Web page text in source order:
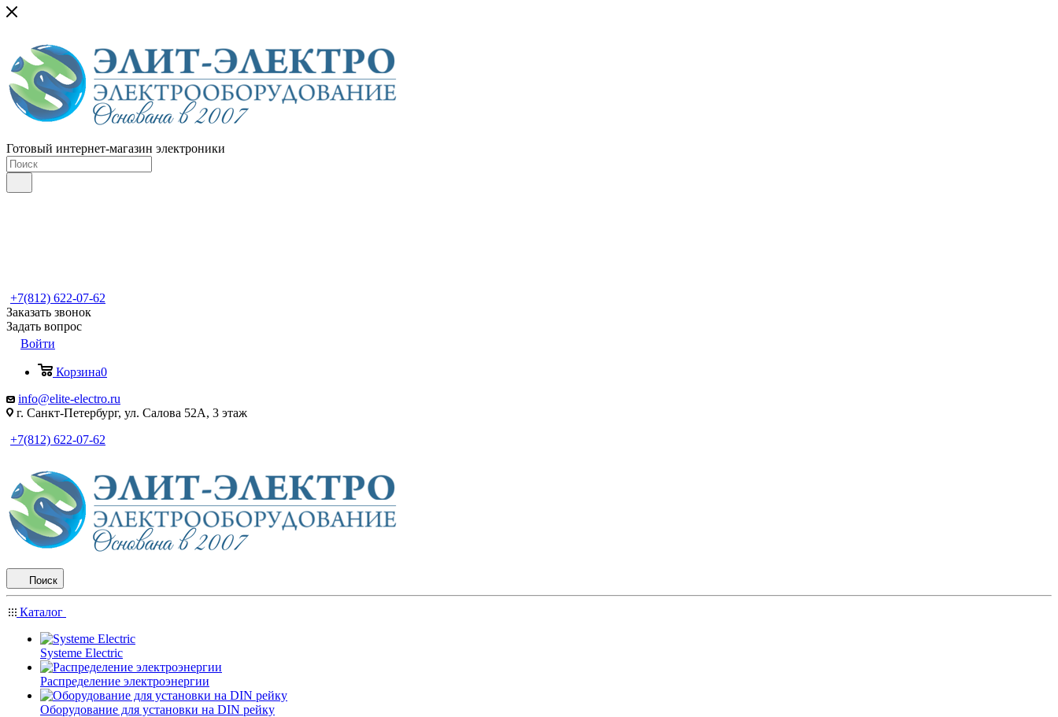
Готовый интернет-магазин электроники
+7(812) 622-07-62
Заказать звонок
Задать вопрос
Войти
Корзина0
info@elite-electro.ru
г. Санкт-Петербург, ул. Салова 52А, 3 этаж
+7(812) 622-07-62
Поиск
Каталог
Systeme Electric
Распределение электроэнергии
Оборудование для установки на DIN рейку